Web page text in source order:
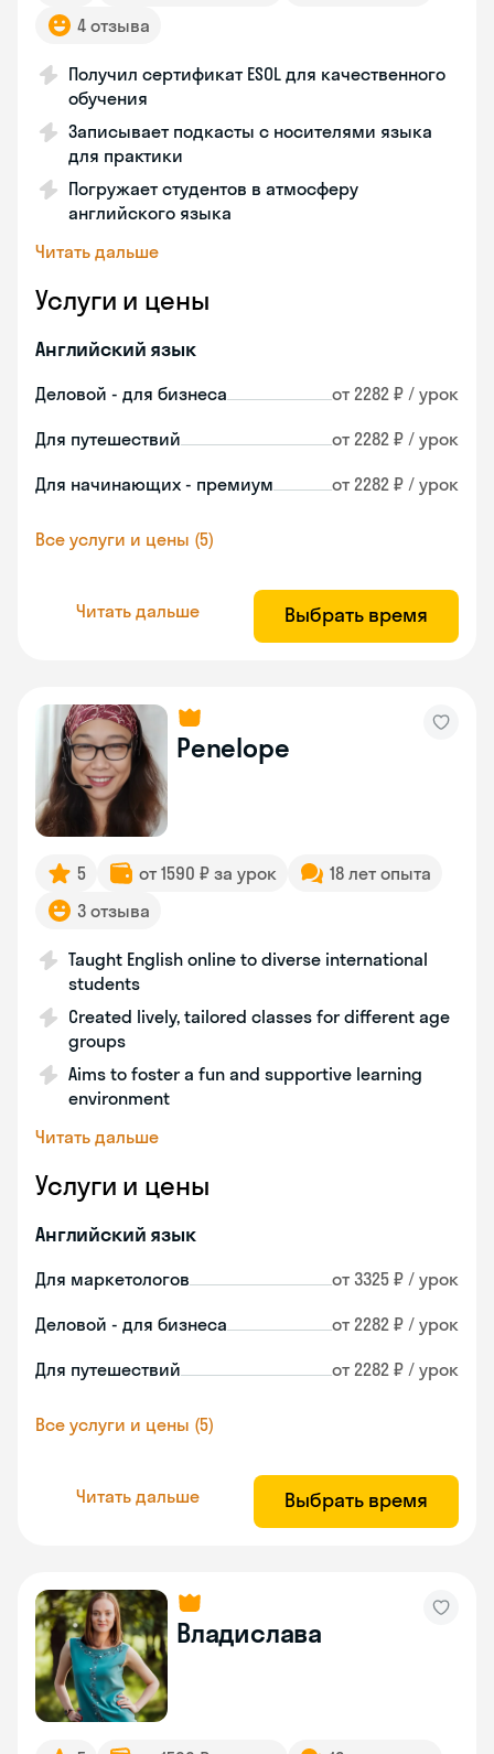
4 отзыва
Получил сертификат ESOL для качественного
обучения
Записывает подкасты с носителями языка
для практики
Погружает студентов в атмосферу
английского языка
Читать дальше
Услуги и цены
Английский язык
Деловой - для бизнеса от 2282 ₽ / урок
Для путешествий от 2282 ₽ / урок
Для начинающих - премиум от 2282 ₽ / урок
Все услуги и цены (5)
Читать дальше Выбрать время
Penelope
5 от 1590 ₽ за урок
18 лет опыта
3 отзыва
Taught English online to diverse international
students
Created lively, tailored classes for different age
groups
Aims to foster a fun and supportive learning
environment
Читать дальше
Услуги и цены
Английский язык
Для маркетологов от 3325 ₽ / урок
Деловой - для бизнеса от 2282 ₽ / урок
Для путешествий от 2282 ₽ / урок
Все услуги и цены (5)
Читать дальше Выбрать время
Владислава